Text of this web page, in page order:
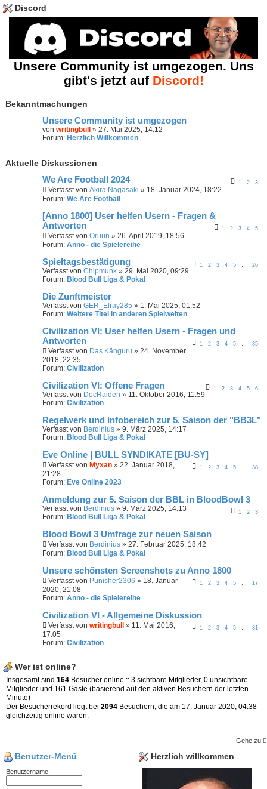
r
e
u
h
e
Discord
Unsere Community ist umgezogen. Uns
gibt's jetzt auf Discord!
Bekanntmachungen
Unsere Community ist umgezogen
von writingbull » 27. Mai 2025, 14:12
Forum: Herzlich Willkommen
Aktuelle Diskussionen
We Are Football 2024
1 2 3
Verfasst von Akira Nagasaki » 18. Januar 2024, 18:22
Forum: We Are Football
[Anno 1800] User helfen Usern - Fragen &
Antworten
1 2 3 4 5
Verfasst von Oruun » 26. April 2019, 18:56
Forum: Anno - die Spielereihe
Spieltagsbestätigung 1 2 3 4 5 26
Verfasst von Chipmunk » 29. Mai 2020, 09:29
Forum: Blood Bull Liga & Pokal
Die Zunftmeister
Verfasst von GER_Elray285 » 1. Mai 2025, 01:52
Forum: Weitere Titel in anderen Spielwelten
Civilization VI: User helfen Usern - Fragen und
Antworten
1 2 3 4 5 35
Verfasst von Das Känguru » 24. November
2018, 22:35
Forum: Civilization
Civilization VI: Offene Fragen 1 2 3 4 5 6
Verfasst von DocRaiden » 11. Oktober 2016, 11:59
Forum: Civilization
Regelwerk und Infobereich zur 5. Saison der "BB3L"
Verfasst von Berdinius » 9. März 2025, 14:17
Forum: Blood Bull Liga & Pokal
Eve Online | BULL SYNDIKATE [BU-SY]
1 2 3 4 5 38
Verfasst von Myxan » 22. Januar 2018,
21:28
Forum: Eve Online 2023
Anmeldung zur 5. Saison der BBL in BloodBowl 3
1 2 3
Verfasst von Berdinius » 9. März 2025, 14:13
Forum: Blood Bull Liga & Pokal
Blood Bowl 3 Umfrage zur neuen Saison
Verfasst von Berdinius » 27. Februar 2025, 18:42
Forum: Blood Bull Liga & Pokal
Unsere schönsten Screenshots zu Anno 1800
1 2 3 4 5 17
Verfasst von Punisher2306 » 18. Januar
2020, 21:08
Forum: Anno - die Spielereihe
Civilization VI - Allgemeine Diskussion
1 2 3 4 5 31
Verfasst von writingbull » 11. Mai 2016,
17:05
Forum: Civilization
Wer ist online?
Insgesamt sind 164 Besucher online :: 3 sichtbare Mitglieder, 0 unsichtbare
Mitglieder und 161 Gäste (basierend auf den aktiven Besuchern der letzten
Minute)
Der Besucherrekord liegt bei 2094 Besuchern, die am 17. Januar 2020, 04:38
gleichzeitig online waren.
Gehe zu
Benutzer-Menü
Benutzername:
Herzlich willkommen